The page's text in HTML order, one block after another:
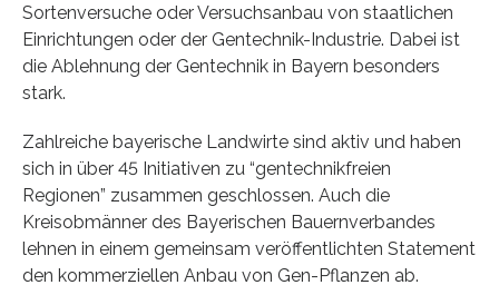
Sortenversuche oder Versuchsanbau von staatlichen
Einrichtungen oder der Gentechnik-Industrie. Dabei ist
die Ablehnung der Gentechnik in Bayern besonders
stark.
Zahlreiche bayerische Landwirte sind aktiv und haben
sich in über 45 Initiativen zu “gentechnikfreien
Regionen” zusammen geschlossen. Auch die
Kreisobmänner des Bayerischen Bauernverbandes
lehnen in einem gemeinsam veröffentlichten Statement
den kommerziellen Anbau von Gen-Pflanzen ab.